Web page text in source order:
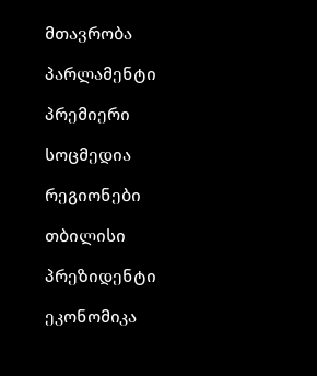
მთავრობა
პარლამენტი
პრემიერი
სოცმედია
რეგიონები
თბილისი
პრეზიდენტი
ეკონომიკა